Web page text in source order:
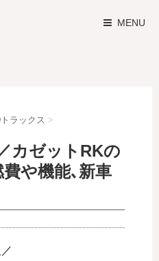
MENU
ラックス >
カゼットRKの
や機能､新車